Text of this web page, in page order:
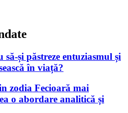
și păstreze entuziasmul și
în viață?
zodia Fecioară mai
o abordare analitică și